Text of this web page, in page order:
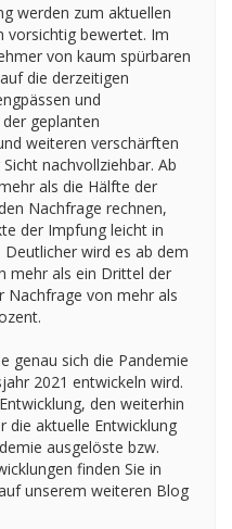
werden zum aktuellen
vorsichtig bewertet. Im
von kaum spürbaren
die derzeitigen
und
geplanten
weiteren verschärften
nachvollziehbar. Ab
als die Hälfte der
Nachfrage rechnen,
der Impfung leicht in
wird es ab dem
mehr als ein Drittel der
Nachfrage von mehr als
genau sich die Pandemie
2021 entwickeln wird.
den weiterhin
die aktuelle Entwicklung
ausgelöste bzw.
finden Sie in
unserem weiteren Blog